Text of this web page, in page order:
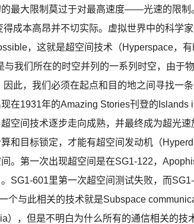
最大限制莫过于对最高速度——光速的限制
得成本高昂并不切实际。虚拟世界中的科学
，这就是超空间技术（Hyperspace，有
我们所在的时空并列的一系列时空，由于
因此，我们必须在起点和目的地之间寻找一
在1931年的Amazing Stories刊登的
空间技术逐步走向成熟，并最终成为超光
和目标锁定，才能有超空间发动机（
。第一次出现超空间是在SG1-122，
SG1-601里第一次超空间测试失败，而
个与此相关的技术就是Subspace
），但是不明白为什么所有的通信相关的